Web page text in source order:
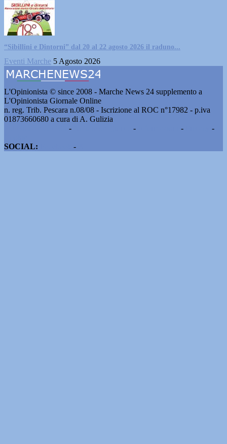
“Sibillini e Dintorni” dal 20 al 22 agosto 2026 il raduno...
Eventi Marche 5 Agosto 2026
L'Opinionista © since 2008 - Marche News 24 supplemento a
L'Opinionista Giornale Online
n. reg. Trib. Pescara n.08/08 - Iscrizione al ROC n°17982 - p.iva
01873660680 a cura di A. Gulizia
- - -
-
SOCIAL:
-